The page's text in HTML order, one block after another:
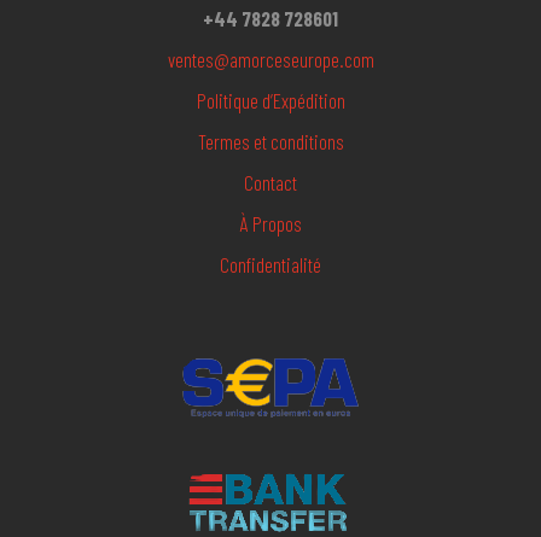
+44 7828 728601
ventes@amorceseurope.com
Politique d’Expédition
Termes et conditions
Contact
À Propos
Confidentialité